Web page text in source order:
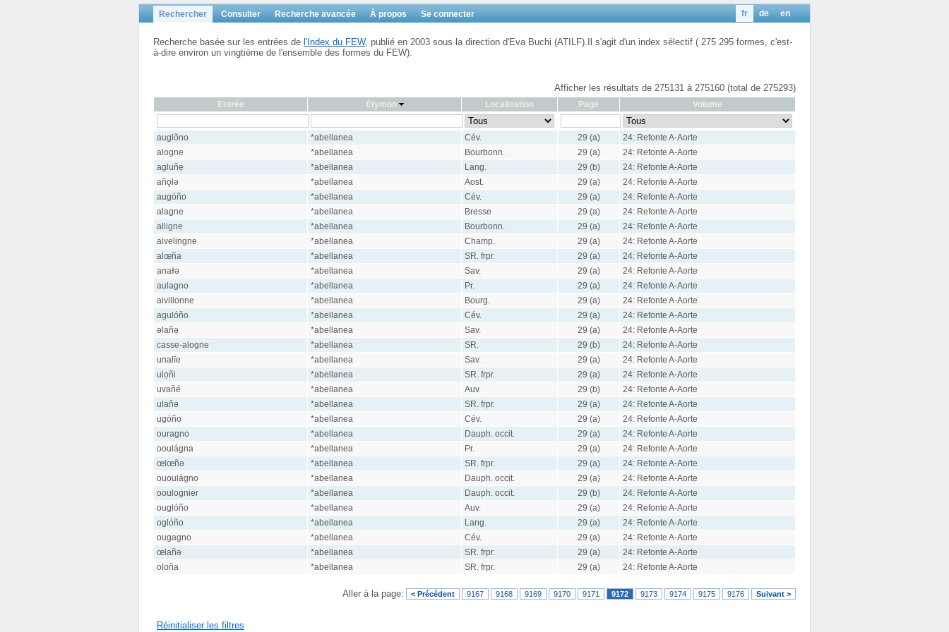
Rechercher Consulter Recherche avancée À propos Se connecter en
de
fr
Recherche basée sur les entrées de l'Index du FEW, publié en 2003 sous la direction d'Eva Buchi (ATILF).Il s'agit d'un index sélectif ( 275 295 formes, c'est-
à-dire environ un vingtième de l'ensemble des formes du FEW).
Afficher les résultats de 275131 à 275160 (total de 275293)
Entrée Étymon Localisation Page Volume
auglõno *abellanea Cév. 29 (a)
24: Refonte A-Aorte
alogne
*abellanea Bourbonn. 29 (a)
24: Refonte A-Aorte
agluñẹ
*abellanea Lang. 29 (b)
24: Refonte A-Aorte
añǫlə
*abellanea Aost. 29 (a)
24: Refonte A-Aorte
augóño
*abellanea Cév. 29 (a)
24: Refonte A-Aorte
alagne
*abellanea Bresse 29 (a)
24: Refonte A-Aorte
alligne
*abellanea Bourbonn. 29 (a)
24: Refonte A-Aorte
aivelingne
*abellanea Champ. 29 (a)
24: Refonte A-Aorte
alœña
*abellanea SR. frpr. 29 (a)
24: Refonte A-Aorte
anaɫə
*abellanea Sav. 29 (a)
24: Refonte A-Aorte
aulagno
*abellanea Pr. 29 (a)
24: Refonte A-Aorte
aivillonne
*abellanea Bourg. 29 (a)
24: Refonte A-Aorte
agulóño
*abellanea Cév. 29 (a)
24: Refonte A-Aorte
əlañə
*abellanea Sav. 29 (a)
24: Refonte A-Aorte
casse-alogne
*abellanea SR. 29 (b)
24: Refonte A-Aorte
unalĭe
*abellanea Sav. 29 (a)
24: Refonte A-Aorte
ulọñi
*abellanea SR. frpr. 29 (a)
24: Refonte A-Aorte
uvañé
*abellanea Auv. 29 (b)
24: Refonte A-Aorte
ulañə
*abellanea SR. frpr. 29 (a)
24: Refonte A-Aorte
ugóño
*abellanea Cév. 29 (a)
24: Refonte A-Aorte
ouragno
*abellanea Dauph. occit. 29 (a)
24: Refonte A-Aorte
ooulágna
*abellanea Pr. 29 (a)
24: Refonte A-Aorte
œlœñə
*abellanea SR. frpr. 29 (a)
24: Refonte A-Aorte
ououlágno
*abellanea Dauph. occit. 29 (a)
24: Refonte A-Aorte
ooulognier
*abellanea Dauph. occit. 29 (b)
24: Refonte A-Aorte
ouglóño
*abellanea Auv. 29 (a)
24: Refonte A-Aorte
oglóño
*abellanea Lang. 29 (a)
24: Refonte A-Aorte
ougagno
*abellanea Cév. 29 (a)
24: Refonte A-Aorte
œlañə
*abellanea SR. frpr. 29 (a)
24: Refonte A-Aorte
oloña
*abellanea SR. frpr. 29 (a) 24: Refonte A-Aorte
Aller à la page: < Précédent 9167 9168 9169 9170 9171 9172 9173 9174 9175 9176 Suivant >
Réinitialiser les filtres